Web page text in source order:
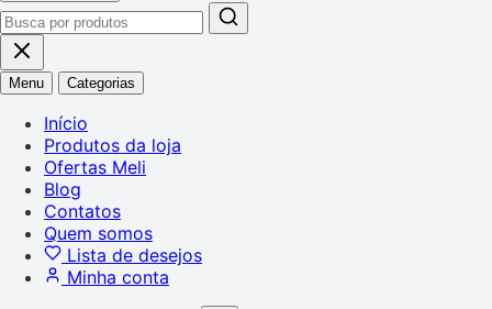
Menu Categorias
Início
Produtos da loja
Ofertas Meli
Blog
Contatos
Quem somos
Lista de desejos
Minha conta